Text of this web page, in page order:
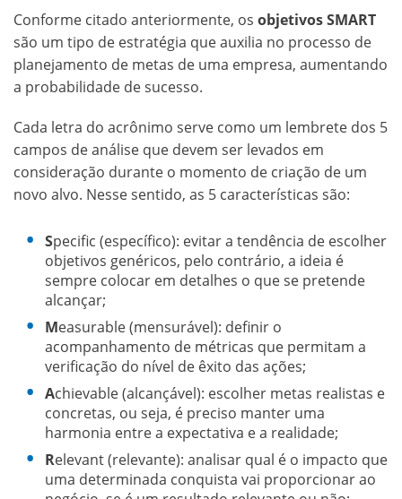
Conforme citado anteriormente, os objetivos SMART
são um tipo de estratégia que auxilia no processo de
planejamento de metas de uma empresa, aumentando
a probabilidade de sucesso.
Cada letra do acrônimo serve como um lembrete dos 5
campos de análise que devem ser levados em
consideração durante o momento de criação de um
novo alvo. Nesse sentido, as 5 características são:
Specific (específico): evitar a tendência de escolher
objetivos genéricos, pelo contrário, a ideia é
sempre colocar em detalhes o que se pretende
alcançar;
Measurable (mensurável): definir o
acompanhamento de métricas que permitam a
verificação do nível de êxito das ações;
Achievable (alcançável): escolher metas realistas e
concretas, ou seja, é preciso manter uma
harmonia entre a expectativa e a realidade;
Relevant (relevante): analisar qual é o impacto que
uma determinada conquista vai proporcionar ao